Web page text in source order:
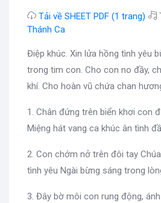
Tải về SHEET PDF (1 trang)
Thánh Ca
Điệp khúc. Xin lửa hồng tình yêu
trong tim con. Cho con no đầy,
khí. Cho hoàn vũ chứa chan
1. Chân đứng trên biển khơi con
Miệng hát vang ca khúc ân tình
2. Con chớm nở trên đôi tay
tình yêu Ngài bừng sáng trong
3. Đây bờ môi con rung động,